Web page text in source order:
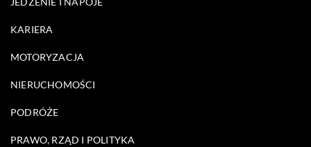
KARIERA
MOTORYZACJA
NIERUCHOMOŚCI
PODRÓŻE
PRAWO, RZĄD I POLITYKA